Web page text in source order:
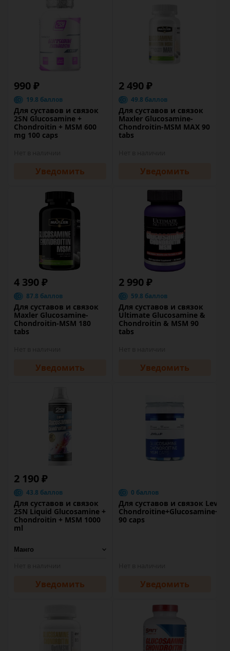
990 ₽
19.8 баллов
Для суставов и связок
2SN Glucosamine +
Chondroitin + MSM 600
mg 100 caps
Уведомить
2 490 ₽
49.8 баллов
Для суставов и связок
Maxler Glucosamine-
Chondroitin-MSM MAX 90
tabs
Уведомить
4 390 ₽
87.8 баллов
Для суставов и связок
Maxler Glucosamine-
Chondroitin-MSM 180
tabs
Уведомить
2 990 ₽
59.8 баллов
Для суставов и связок
Ultimate Glucosamine &
Chondroitin & MSM 90
tabs
Уведомить
2 190 ₽
43.8 баллов
Для суставов и связок
2SN Liquid Glucosamine +
Chondroitin + MSM 1000
ml
Уведомить
0 баллов
Для суставов и связок
90 caps
Уведомить